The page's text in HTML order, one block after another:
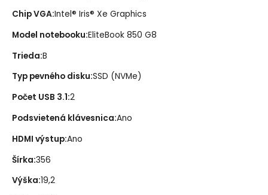
Chip VGA:Intel® Iris® Xe Graphics
Model notebooku:EliteBook 850 G8
Trieda:B
Typ pevného disku:SSD (NVMe)
Počet USB 3.1:2
Podsvietená klávesnica:Ano
HDMI výstup:Ano
Šírka:356
Výška:19,2